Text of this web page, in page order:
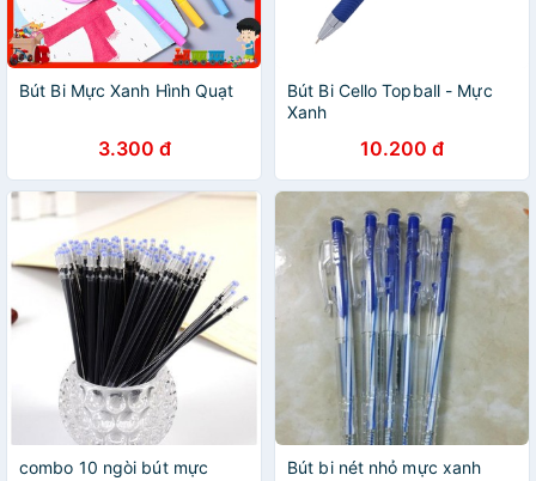
Bút Bi Mực Xanh Hình Quạt
3.300 đ
Bút Bi Cello Topball - Mực
Xanh
10.200 đ
combo 10 ngòi bút mực
Bút bi nét nhỏ mực xanh